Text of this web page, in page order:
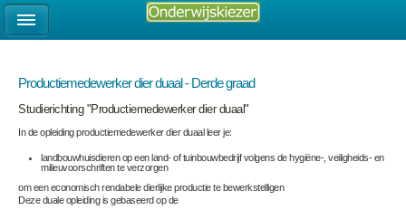
Productiemedewerker dier duaal - Derde graad
Studierichting "Productiemedewerker dier duaal"
In de opleiding productiemedewerker dier duaal leer je:
landbouwhuisdieren op een land- of tuinbouwbedrijf volgens de hygiëne-, veiligheids- en
milieuvoorschriften te verzorgen
om een economisch rendabele dierlijke productie te bewerkstelligen
Deze duale opleiding is gebaseerd op de